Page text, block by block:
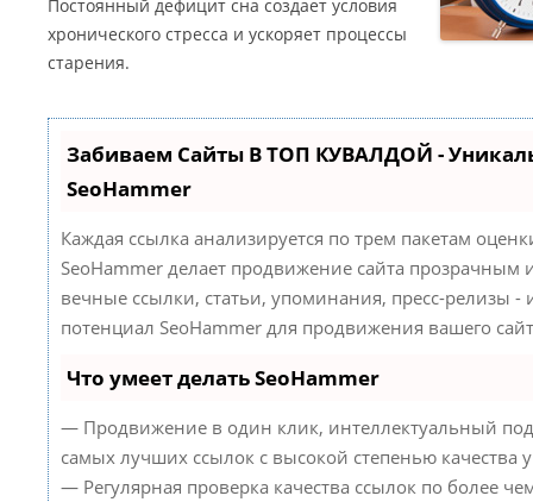
Постоянный дефицит сна создает условия
хронического стресса и ускоряет процессы
старения.
Забиваем Сайты В ТОП КУВАЛДОЙ -
SeoHammer
Каждая ссылка анализируется по трем пакетам
SeoHammer делает продвижение сайта прозрачным
вечные ссылки, статьи, упоминания, пресс-релизы -
потенциал SeoHammer для продвижения вашего
Что умеет делать SeoHammer
— Продвижение в один клик, интеллектуальный
самых лучших ссылок с высокой степенью качества
— Регулярная проверка качества ссылок по более